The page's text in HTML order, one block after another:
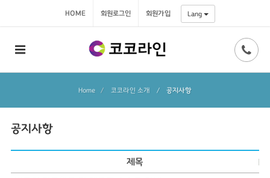
HOME 회원로그인 회원가입 Lang
Home 코코라인 소개 / 공지사항
공지사항
제목